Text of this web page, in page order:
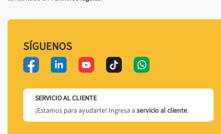
SÍGUENOS
SERVICIO AL CLIENTE
¡Estamos para ayudarte! Ingresa a servicio al cliente.